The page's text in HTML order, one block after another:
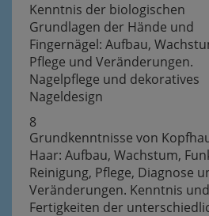
Kenntnis der biologischen
Grundlagen der Hände und
Fingernägel: Aufbau,
Pflege und Veränderungen.
Nagelpflege und dekoratives
Nageldesign
8
Grundkenntnisse von
Haar: Aufbau, Wachstum,
Reinigung, Pflege, Diagnose
Veränderungen. Kenntnis und
Fertigkeiten der